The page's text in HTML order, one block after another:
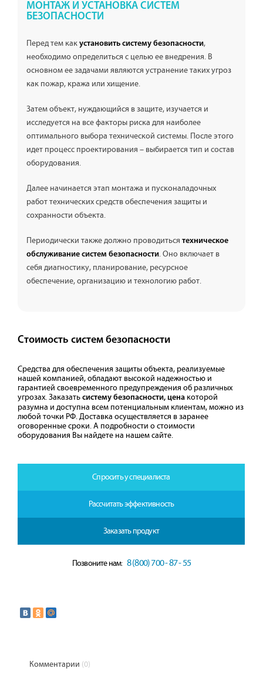
МОНТАЖ И УСТАНОВКА СИСТЕМ
БЕЗОПАСНОСТИ
Перед тем как установить систему безопасности,
необходимо определиться с целью ее внедрения. В
основном ее задачами являются устранение таких угроз
как пожар, кража или хищение.
Затем объект, нуждающийся в защите, изучается и
исследуется на все факторы риска для наиболее
оптимального выбора технической системы. После этого
идет процесс проектирования – выбирается тип и состав
оборудования.
Далее начинается этап монтажа и пусконаладочных
работ технических средств обеспечения защиты и
сохранности объекта.
Периодически также должно проводиться техническое
обслуживание систем безопасности. Оно включает в
себя диагностику, планирование, ресурсное
обеспечение, организацию и технологию работ.
Стоимость систем безопасности
Средства для обеспечения защиты объекта, реализуемые
нашей компанией, обладают высокой надежностью и
гарантией своевременного предупреждения об различных
угрозах. Заказать систему безопасности, цена которой
разумна и доступна всем потенциальным клиентам, можно из
любой точки РФ. Доставка осуществляется в заранее
оговоренные сроки. А подробности о стоимости
оборудования Вы найдете на нашем сайте.
Спросить у специалиста
Рассчитать эффективность
Заказать продукт
Позвоните нам: 8 (800) 700 - 87 - 55
Комментарии (0)